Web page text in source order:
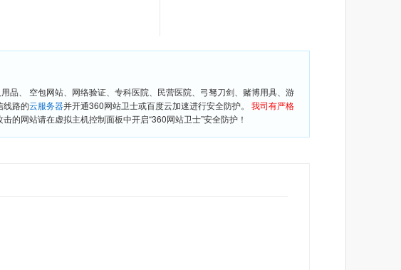
品、 空包网站、网络验证、专科医院、民营医院、弓驽刀剑、赌博用具、游
线路的云服务器并开通360网站卫士或百度云加速进行安全防护。 我司有严格
的网站请在虚拟主机控制面板中开启“360网站卫士”安全防护！